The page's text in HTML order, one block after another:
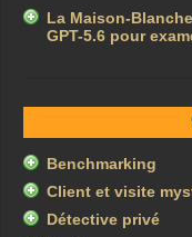
La Maison-
GPT-5.6 pour
Benchmarking
Client et visite
Détective privé